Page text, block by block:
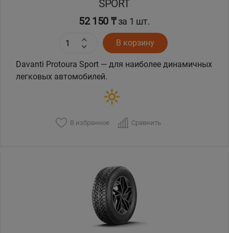
SPORT
52 150 ₸за 1 шт.
В корзину
Davanti Protoura Sport — для наиболее динамичных
легковых автомобилей.
В избранное Сравнить